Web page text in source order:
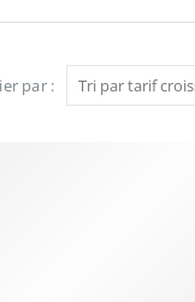
par :